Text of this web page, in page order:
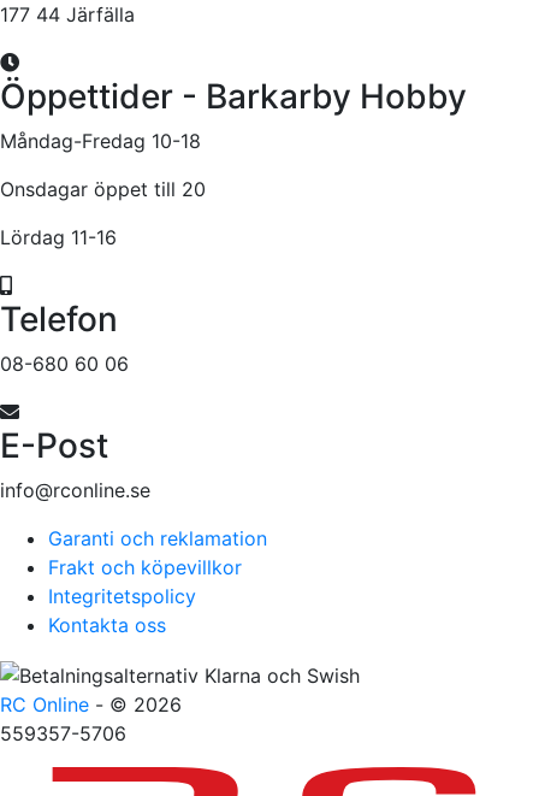
177 44 Järfälla
Öppettider - Barkarby Hobby
Måndag-Fredag 10-18
Onsdagar öppet till 20
Lördag 11-16
Telefon
08-680 60 06
E-Post
info@rconline.se
Garanti och reklamation
Frakt och köpevillkor
Integritetspolicy
Kontakta oss
RC Online - © 2026
559357-5706